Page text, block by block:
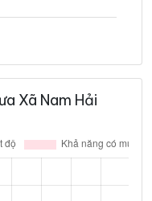
Mây đen u ám
Mây đen u ám
Xã Nam Hải